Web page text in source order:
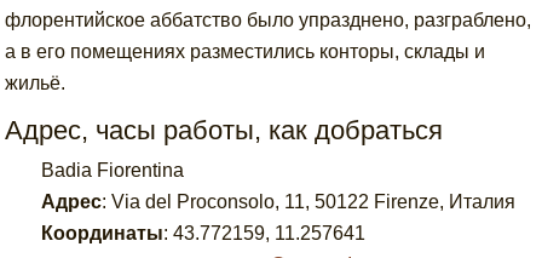
флорентийское аббатство было упразднено, разграблено,
а в его помещениях разместились конторы, склады и
жильё.
Адрес, часы работы, как добраться
Badia Fiorentina
Адрес:Via del Proconsolo, 11, 50122 Firenze, Италия
Координаты: 43.772159, 11.257641